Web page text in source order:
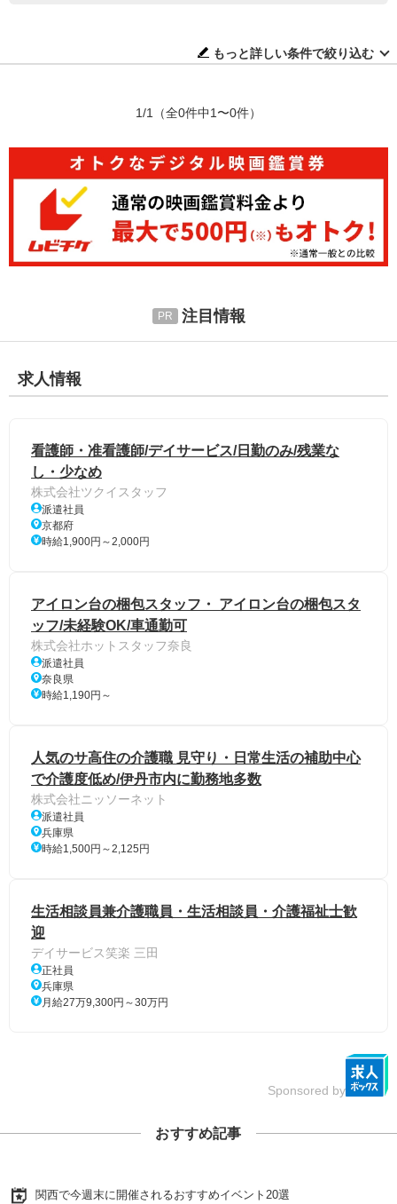
もっと詳しい条件で絞り込む
1/1 （全0件中1〜0件）
注目情報
求人情報
看護師・准看護師/デイサービス/日勤のみ/残業な
し・少なめ
株式会社ツクイスタッフ
派遣社員
京都府
時給1,900円～2,000円
アイロン台の梱包スタッフ・ アイロン台の梱包スタ
ッフ/未経験OK/車通勤可
株式会社ホットスタッフ奈良
派遣社員
奈良県
時給1,190円～
人気のサ高住の介護職 見守り・日常生活の補助中心
で介護度低め/伊丹市内に勤務地多数
株式会社ニッソーネット
派遣社員
兵庫県
時給1,500円～2,125円
生活相談員兼介護職員・生活相談員・介護福祉士歓
迎
デイサービス笑楽 三田
正社員
兵庫県
月給27万9,300円～30万円
Sponsored by
おすすめ記事
関西で今週末に開催されるおすすめイベント20選